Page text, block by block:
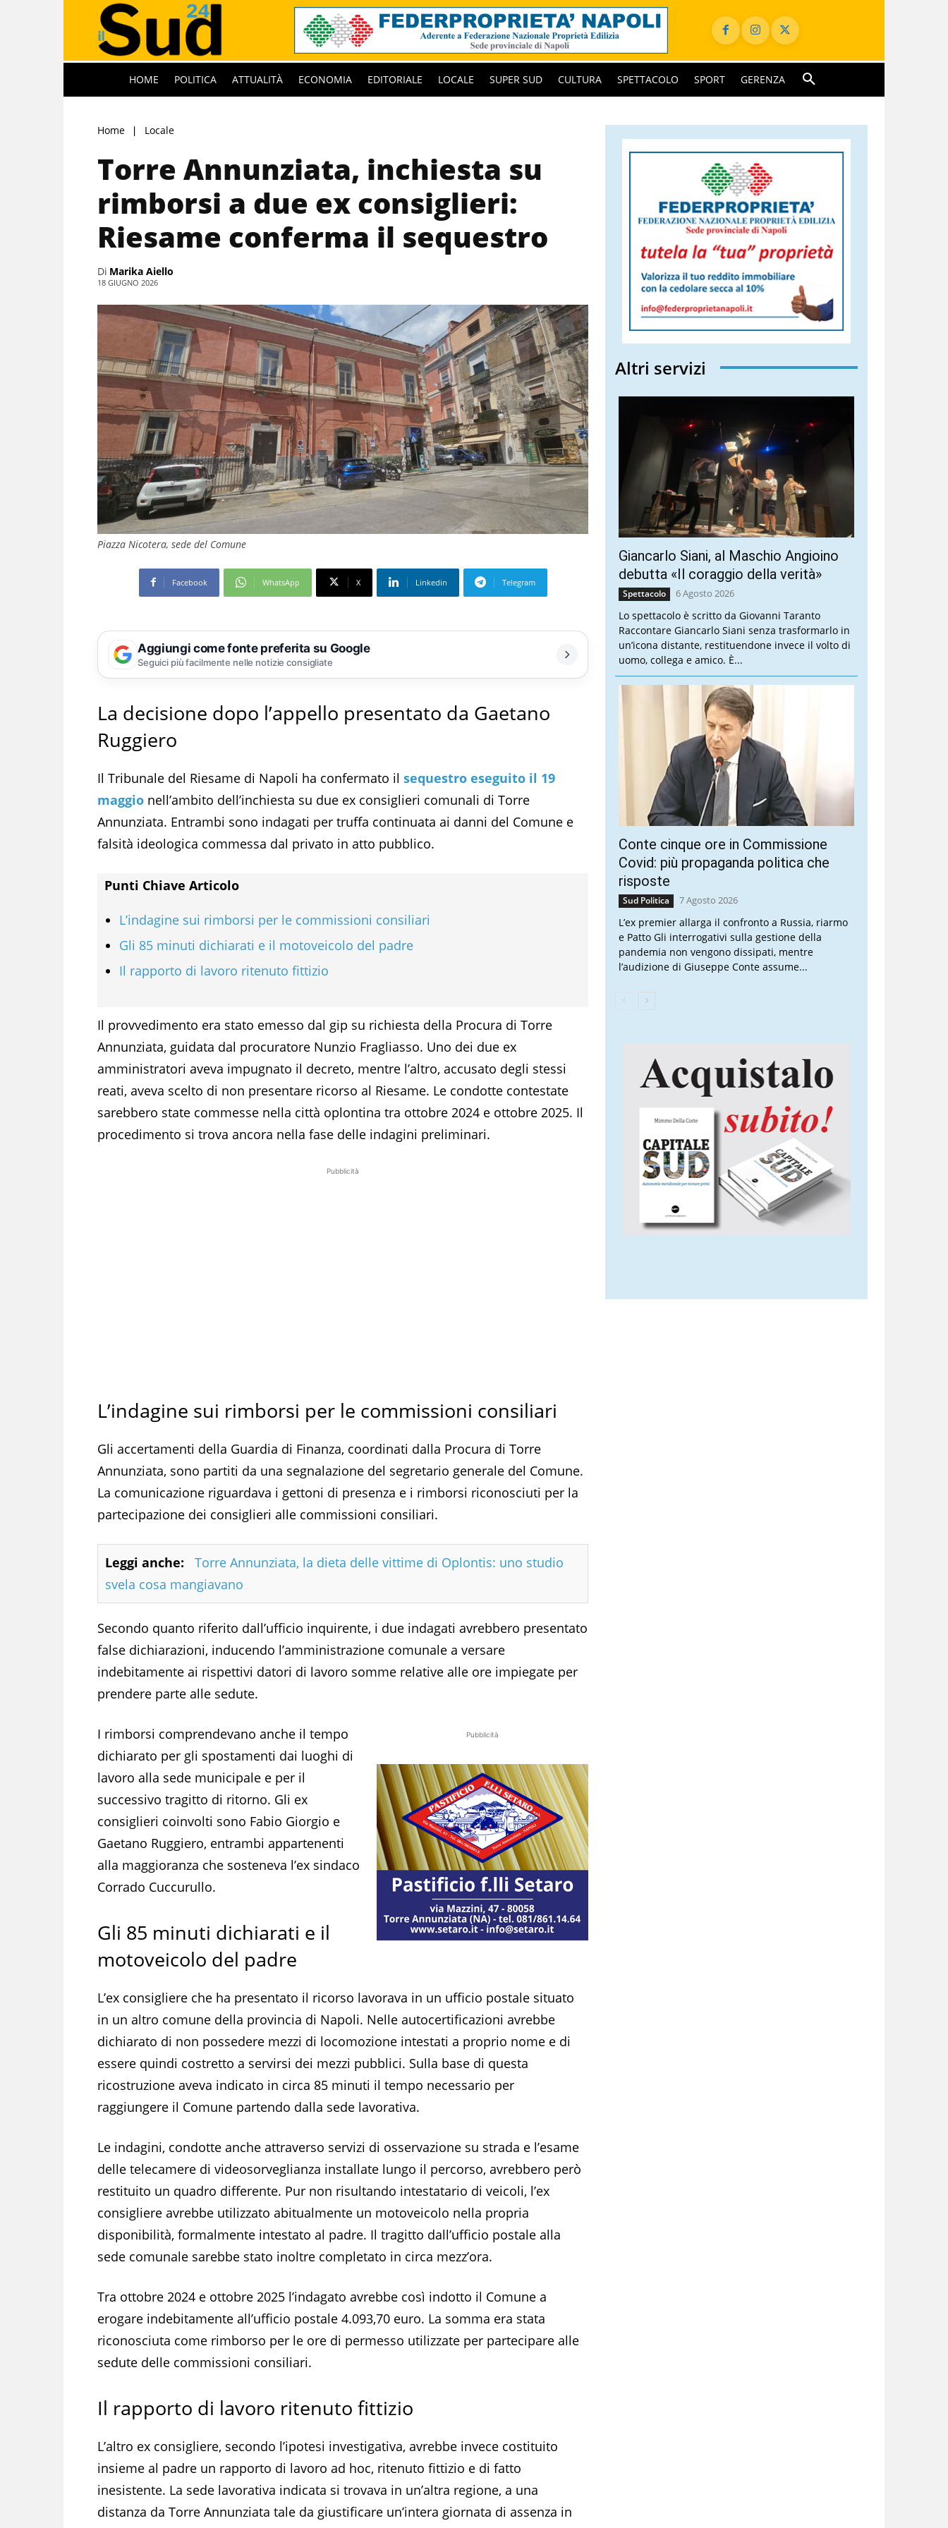
HOME POLITICA ATTUALITÀ ECONOMIA EDITORIALE LOCALE SUPER SUD CULTURA SPETTACOLO SPORT GERENZA
Home Locale
Torre Annunziata, inchiesta su
rimborsi a due ex consiglieri:
Riesame conferma il sequestro
Di Marika Aiello
18 GIUGNO 2026
Piazza Nicotera, sede del Comune
Facebook WhatsApp X Linkedin Telegram
Aggiungi come fonte preferita su Google
Seguici più facilmente nelle notizie consigliate
La decisione dopo l’appello presentato da Gaetano
Ruggiero
Il Tribunale del Riesame di Napoli ha confermato il sequestro eseguito il 19
maggio nell’ambito dell’inchiesta su due ex consiglieri comunali di Torre
Annunziata. Entrambi sono indagati per truffa continuata ai danni del Comune e
falsità ideologica commessa dal privato in atto pubblico.
Punti Chiave Articolo
L’indagine sui rimborsi per le commissioni consiliari
Gli 85 minuti dichiarati e il motoveicolo del padre
Il rapporto di lavoro ritenuto fittizio
Il provvedimento era stato emesso dal gip su richiesta della Procura di Torre
Annunziata, guidata dal procuratore Nunzio Fragliasso. Uno dei due ex
amministratori aveva impugnato il decreto, mentre l’altro, accusato degli stessi
reati, aveva scelto di non presentare ricorso al Riesame. Le condotte contestate
sarebbero state commesse nella città oplontina tra ottobre 2024 e ottobre 2025. Il
procedimento si trova ancora nella fase delle indagini preliminari.
Pubblicità
L’indagine sui rimborsi per le commissioni consiliari
Gli accertamenti della Guardia di Finanza, coordinati dalla Procura di Torre
Annunziata, sono partiti da una segnalazione del segretario generale del Comune.
La comunicazione riguardava i gettoni di presenza e i rimborsi riconosciuti per la
partecipazione dei consiglieri alle commissioni consiliari.
Leggi anche:
Torre Annunziata, la dieta delle vittime di Oplontis: uno studio
svela cosa mangiavano
Secondo quanto riferito dall’ufficio inquirente, i due indagati avrebbero presentato
false dichiarazioni, inducendo l’amministrazione comunale a versare
indebitamente ai rispettivi datori di lavoro somme relative alle ore impiegate per
prendere parte alle sedute.
Pubblicità
I rimborsi comprendevano anche il tempo
dichiarato per gli spostamenti dai luoghi di
lavoro alla sede municipale e per il
successivo tragitto di ritorno. Gli ex
consiglieri coinvolti sono Fabio Giorgio e
Gaetano Ruggiero, entrambi appartenenti
alla maggioranza che sosteneva l’ex sindaco
Corrado Cuccurullo.
Gli 85 minuti dichiarati e il
motoveicolo del padre
L’ex consigliere che ha presentato il ricorso lavorava in un ufficio postale situato
in un altro comune della provincia di Napoli. Nelle autocertificazioni avrebbe
dichiarato di non possedere mezzi di locomozione intestati a proprio nome e di
essere quindi costretto a servirsi dei mezzi pubblici. Sulla base di questa
ricostruzione aveva indicato in circa 85 minuti il tempo necessario per
raggiungere il Comune partendo dalla sede lavorativa.
Le indagini, condotte anche attraverso servizi di osservazione su strada e l’esame
delle telecamere di videosorveglianza installate lungo il percorso, avrebbero però
restituito un quadro differente. Pur non risultando intestatario di veicoli, l’ex
consigliere avrebbe utilizzato abitualmente un motoveicolo nella propria
disponibilità, formalmente intestato al padre. Il tragitto dall’ufficio postale alla
sede comunale sarebbe stato inoltre completato in circa mezz’ora.
Tra ottobre 2024 e ottobre 2025 l’indagato avrebbe così indotto il Comune a
erogare indebitamente all’ufficio postale 4.093,70 euro. La somma era stata
riconosciuta come rimborso per le ore di permesso utilizzate per partecipare alle
sedute delle commissioni consiliari.
Il rapporto di lavoro ritenuto fittizio
L’altro ex consigliere, secondo l’ipotesi investigativa, avrebbe invece costituito
insieme al padre un rapporto di lavoro ad hoc, ritenuto fittizio e di fatto
inesistente. La sede lavorativa indicata si trovava in un’altra regione, a una
distanza da Torre Annunziata tale da giustificare un’intera giornata di assenza in
Altri servizi
Giancarlo Siani, al Maschio Angioino
debutta «Il coraggio della verità»
Spettacolo 6 Agosto 2026
Lo spettacolo è scritto da Giovanni Taranto
Raccontare Giancarlo Siani senza trasformarlo in
un’icona distante, restituendone invece il volto di
uomo, collega e amico. È...
Conte cinque ore in Commissione
Covid: più propaganda politica che
risposte
Sud Politica 7 Agosto 2026
L’ex premier allarga il confronto a Russia, riarmo
e Patto Gli interrogativi sulla gestione della
pandemia non vengono dissipati, mentre
l’audizione di Giuseppe Conte assume...